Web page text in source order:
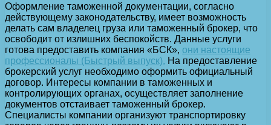
Оформление таможенной документации, согласно
действующему законодательству, имеет возможность
делать сам владелец груза или таможенный брокер, что
освободит от излишних беспокойств. Данные услуги
готова предоставить компания «БСК», они настоящие
профессионалы (Быстрый выпуск). На предоставление
брокерский услуг необходимо оформить официальный
договор. Интересы компании в таможенных и
контролирующих органах, осуществляет заполнение
документов отстаивает таможенный брокер.
Специалисты компании организуют транспортировку